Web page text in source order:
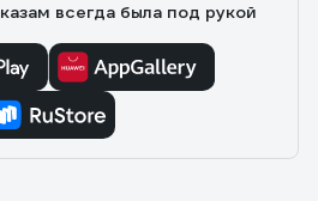
всегда была под рукой